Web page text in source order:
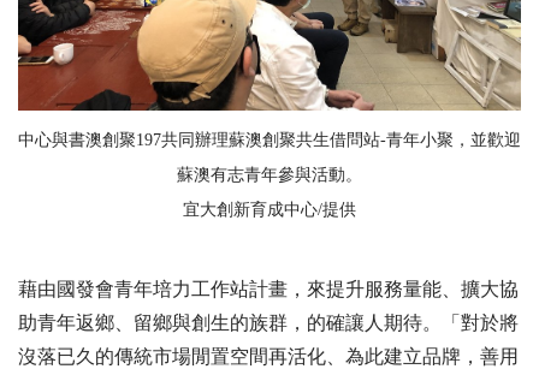
中心與書澳創聚197共同辦理蘇澳創聚共生借問站-青年小聚，並歡迎
蘇澳有志青年參與活動。
宜大創新育成中心/提供
藉由國發會青年培力工作站計畫，來提升服務量能、擴大協
助青年返鄉、留鄉與創生的族群，的確讓人期待。「對於將
沒落已久的傳統市場閒置空間再活化、為此建立品牌，善用